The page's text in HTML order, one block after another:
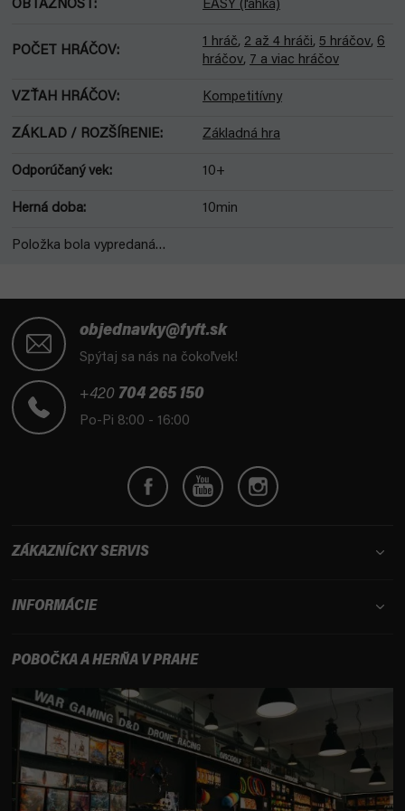
OBŤAŽNOSŤ : EASY (ľahká)
POČET HRÁČOV:
1 hráč, 2 až 4 hráči, 5 hráčov, 6
hráčov, 7 a viac hráčov
VZŤAH HRÁČOV: Kompetitívny
ZÁKLAD / ROZŠÍRENIE: Základná hra
Odporúčaný vek: 10+
Herná doba: 10min
Položka bola vypredaná…
objednavky@fyft.sk
Spýtaj sa nás na čokoľvek!
+420 704 265 150
Po-Pi 8:00 - 16:00
ZÁKAZNÍCKY SERVIS
INFORMÁCIE
POBOČKA A HERŇA V PRAHE